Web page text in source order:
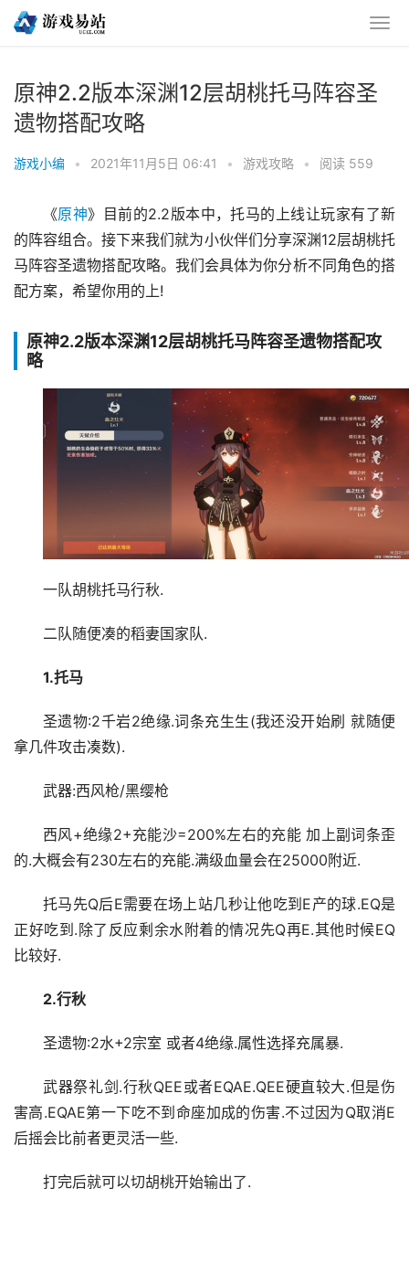
原神2.2版本深渊12层胡桃托马阵容圣
遗物搭配攻略
游戏小编 • 2021年11月5日 06:41 • 游戏攻略 • 阅读 559
《原神》目前的2.2版本中，托马的上线让玩家有了新
的阵容组合。接下来我们就为小伙伴们分享深渊12层胡桃托
马阵容圣遗物搭配攻略。我们会具体为你分析不同角色的搭
配方案，希望你用的上!
原神2.2版本深渊12层胡桃托马阵容圣遗物搭配攻
略
一队胡桃托马行秋.
二队随便凑的稻妻国家队.
1.托马
圣遗物:2千岩2绝缘.词条充生生(我还没开始刷 就随便
拿几件攻击凑数).
武器:西风枪/黑缨枪
西风+绝缘2+充能沙=200%左右的充能 加上副词条歪
的.大概会有230左右的充能.满级血量会在25000附近.
托马先Q后E需要在场上站几秒让他吃到E产的球.EQ是
正好吃到.除了反应剩余水附着的情况先Q再E.其他时候EQ
比较好.
2.行秋
圣遗物:2水+2宗室 或者4绝缘.属性选择充属暴.
武器祭礼剑.行秋QEE或者EQAE.QEE硬直较大.但是伤
害高.EQAE第一下吃不到命座加成的伤害.不过因为Q取消E
后摇会比前者更灵活一些.
打完后就可以切胡桃开始输出了.